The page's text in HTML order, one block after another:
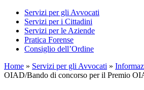
Servizi per gli Avvocati
Servizi per i Cittadini
Servizi per le Aziende
Pratica Forense
Consiglio dell’Ordine
Home » Servizi per gli Avvocati »
OIAD/Bando di concorso per il Premio